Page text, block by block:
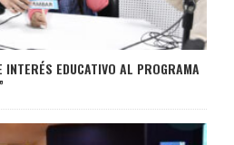
EDUCATIVO AL PROGRAMA